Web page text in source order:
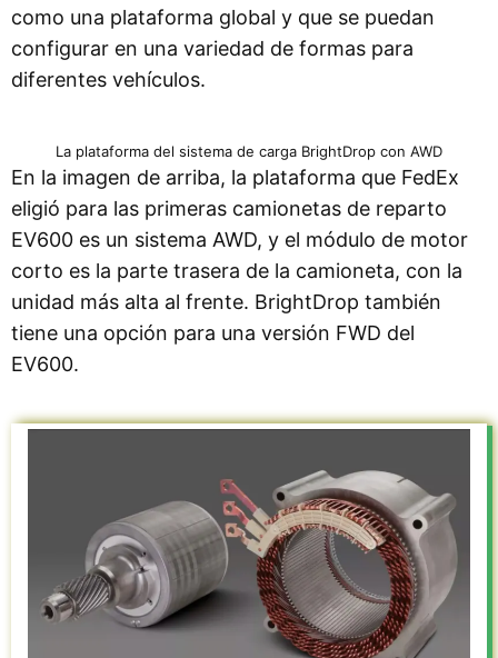
como una plataforma global y que se puedan
configurar en una variedad de formas para
diferentes vehículos.
La plataforma del sistema de carga BrightDrop con AWD
En la imagen de arriba, la plataforma que FedEx
eligió para las primeras camionetas de reparto
EV600 es un sistema AWD, y el módulo de motor
corto es la parte trasera de la camioneta, con la
unidad más alta al frente. BrightDrop también
tiene una opción para una versión FWD del
EV600.